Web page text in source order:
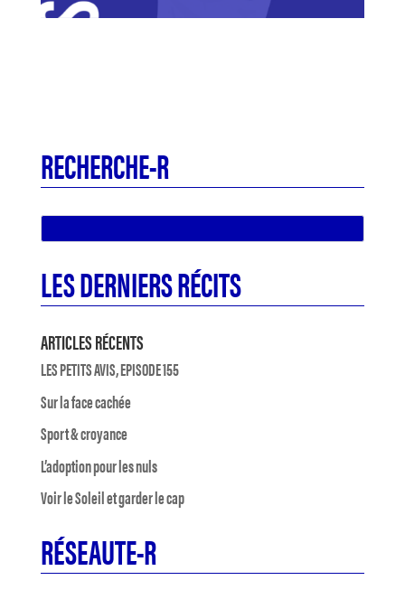
RECHERCHE-R
LES DERNIERS RÉCITS
ARTICLES RÉCENTS
LES PETITS AVIS, EPISODE 155
Sur la face cachée
Sport & croyance
L’adoption pour les nuls
Voir le Soleil et garder le cap
RÉSEAUTE-R